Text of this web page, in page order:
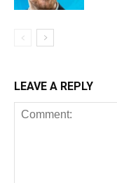
LEAVE A REPLY